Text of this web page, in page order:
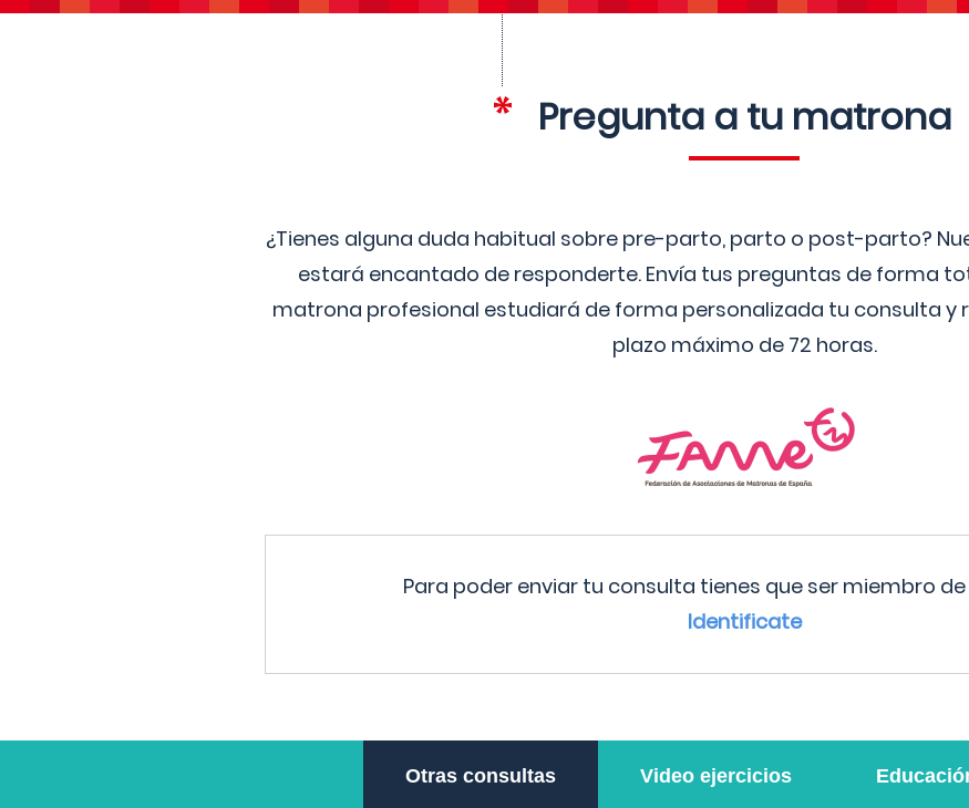
Pregunta a tu matrona
¿Tienes alguna duda habitual sobre pre-parto, parto o post-parto?
estará encantado de responderte. Envía tus preguntas de forma
matrona profesional estudiará de forma personalizada tu consulta y
plazo máximo de 72 horas.
Para poder enviar tu consulta tienes que ser miembro de
Identificate
Otras consultas Video ejercicios